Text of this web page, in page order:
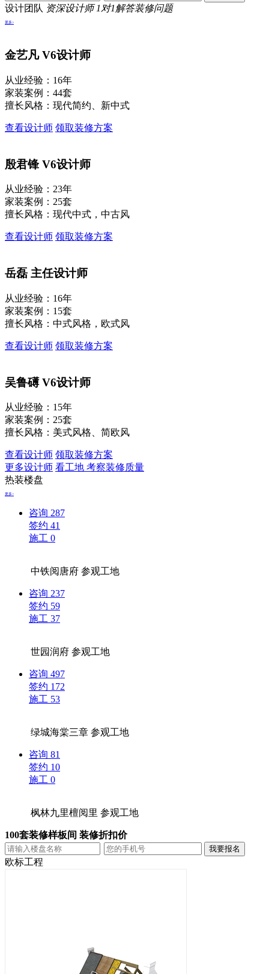
设计团队 资深设计师 1对1解答装修问题
更多>
金艺凡V6设计师
从业经验：16年
家装案例：44套
擅长风格：现代简约、新中式
查看设计师 领取装修方案
殷君锋 V6设计师
从业经验：23年
家装案例：25套
擅长风格：现代中式，中古风
查看设计师 领取装修方案
岳磊 主任设计师
从业经验：16年
家装案例：15套
擅长风格：中式风格，欧式风
查看设计师 领取装修方案
吴鲁礡V6设计师
从业经验：15年
家装案例：25套
擅长风格：美式风格、简欧风
查看设计师 领取装修方案
更多设计师 看工地 考察装修质量
热装楼盘
更多>
咨询 287
签约 41
施工 0
中铁阅唐府参观工地
咨询 237
签约 59
施工 37
世园润府参观工地
咨询 497
签约 172
施工 53
绿城海棠三章参观工地
咨询 81
签约 10
施工 0
枫林九里檀阅里参观工地
100套装修样板间 装修折扣价
欧标工程